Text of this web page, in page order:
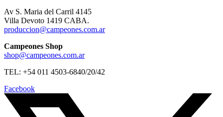
Av S. Maria del Carril 4145
Villa Devoto 1419 CABA.
produccion@campeones.com.ar
Campeones Shop
shop@campeones.com.ar
TEL: +54 011 4503-6840/20/42
Facebook